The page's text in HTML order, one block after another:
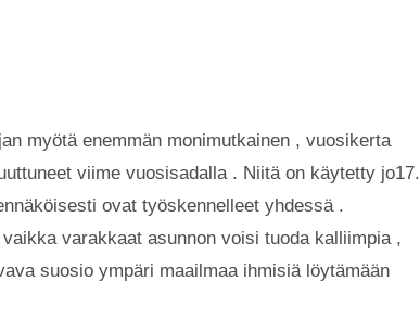
myötä enemmän monimutkainen , vuosikerta
viime vuosisadalla . Niitä on käytetty jo17.
ovat työskennelleet yhdessä .
varakkaat asunnon voisi tuoda kalliimpia ,
suosio ympäri maailmaa ihmisiä löytämään